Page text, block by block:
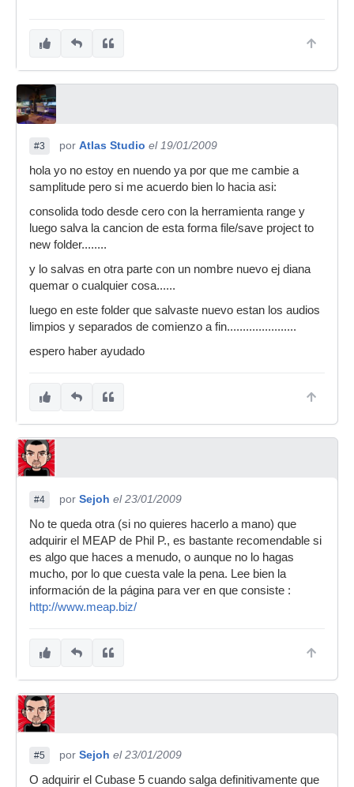
#3 por Atlas Studio el 19/01/2009
hola yo no estoy en nuendo ya por que me cambie a
samplitude pero si me acuerdo bien lo hacia asi:
consolida todo desde cero con la herramienta range y
luego salva la cancion de esta forma file/save project to
new folder........
y lo salvas en otra parte con un nombre nuevo ej diana
quemar o cualquier cosa......
luego en este folder que salvaste nuevo estan los audios
limpios y separados de comienzo a fin......................
espero haber ayudado
#4 por Sejoh el 23/01/2009
No te queda otra (si no quieres hacerlo a mano) que
adquirir el MEAP de Phil P., es bastante recomendable si
es algo que haces a menudo, o aunque no lo hagas
mucho, por lo que cuesta vale la pena. Lee bien la
información de la página para ver en que consiste :
http://www.meap.biz/
#5 por Sejoh el 23/01/2009
O adquirir el Cubase 5 cuando salga definitivamente que